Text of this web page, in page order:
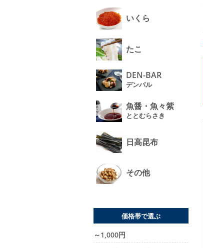
いくら
たこ
DEN-BAR
デンバル
魚醤・魚々紫
ととむらさき
日高昆布
その他
価格帯で選ぶ
～1,000円